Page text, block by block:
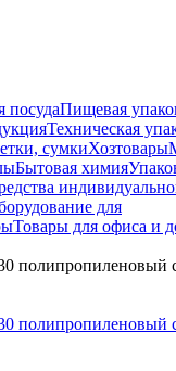
посудаПищевая
Техническая
сумкиХозтовары
Бытовая химия
для
Товары для офиса и
полипропиленовый